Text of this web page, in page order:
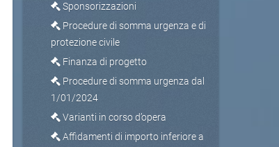
Sponsorizzazioni
Procedure di somma urgenza e di
protezione civile
Finanza di progetto
Procedure di somma urgenza dal
1/01/2024
Varianti in corso d’opera
Affidamenti di importo inferiore a